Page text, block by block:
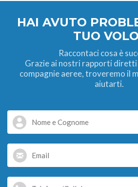
HAI AVUTO
TUO
Raccontaci cosa è
Grazie ai nostri rapporti diretti
compagnie aeree, troveremo il
aiutarti.